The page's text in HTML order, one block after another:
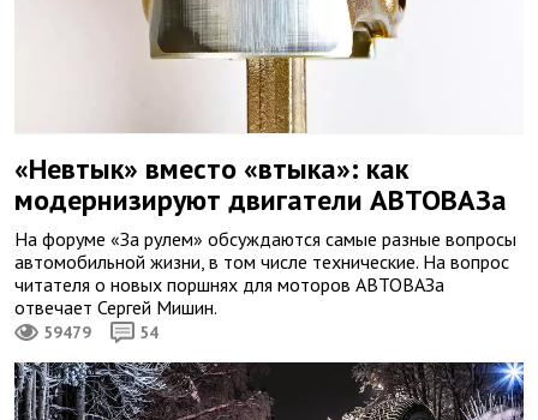
«Невтык» вместо «втыка»: как
модернизируют двигатели АВТОВАЗа
На форуме «За рулем» обсуждаются самые разные вопросы
автомобильной жизни, в том числе технические. На вопрос
читателя о новых поршнях для моторов АВТОВАЗа
отвечает Сергей Мишин.
59479 54